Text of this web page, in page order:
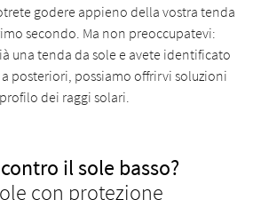
godere appieno della vostra tenda
secondo. Ma non preoccupatevi:
una tenda da sole e avete identificato
posteriori, possiamo offrirvi soluzioni
dei raggi solari.
il sole basso?
con protezione